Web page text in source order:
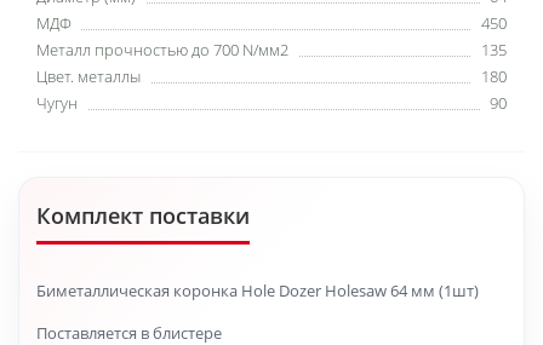
МДФ
450
Металл прочностью до 700 N/мм2
135
Цвет. металлы
180
Чугун
90
Комплект поставки
Биметаллическая коронка Hole Dozer Holesaw 64 мм (1шт)
Поставляется в блистере